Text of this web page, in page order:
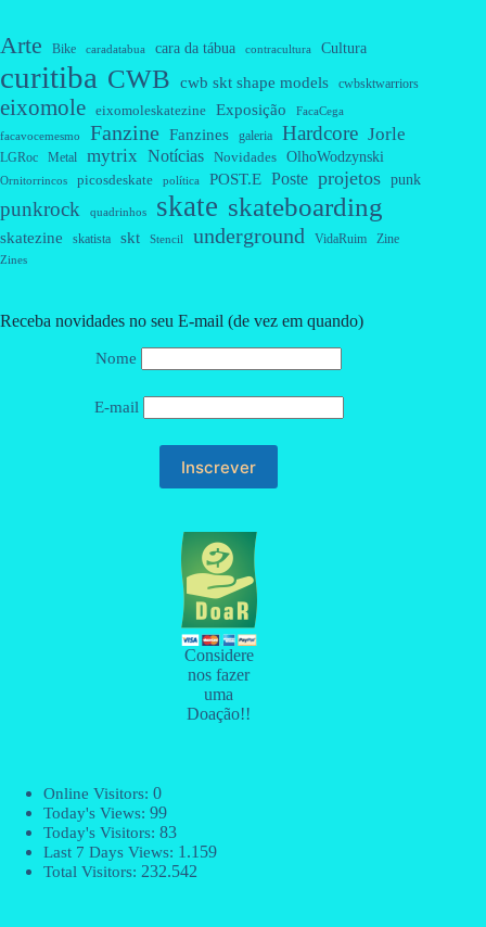
Arte Bike caradatabua cara da tábua contracultura Cultura
curitiba CWB cwb skt shape models cwbsktwarriors
eixomole eixomoleskatezine Exposição FacaCega
facavocemesmo Fanzine Fanzines galeria Hardcore Jorle
LGRoc Metal mytrix Notícias Novidades OlhoWodzynski
Ornitorrincos picosdeskate política POST.E Poste projetos punk
punkrock quadrinhos skate skateboarding
skatezine skatista skt Stencil underground VidaRuim Zine
Zines
Receba novidades no seu E-mail (de vez em quando)
Nome
E-mail
Considere
nos fazer
uma
Doação!!
Online Visitors: 0
Today's Views: 99
Today's Visitors: 83
Last 7 Days Views: 1.159
Total Visitors: 232.542